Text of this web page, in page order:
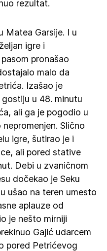
rezultat.
Matea Garsije. I u
igre i
pronašao
malo da
Izašao je
u 48. minutu
ali ga je pogodio u
Slično
igre, šutirao je i
ali pored stative
Debi u zvaničnom
dočekao je Seku
ušao na teren umesto
aplauze od
je nešto mirniji
Gajić udarcem
pored Petrićevog